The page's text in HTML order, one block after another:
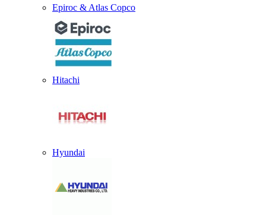
Epiroc & Atlas Copco
Hitachi
Hyundai